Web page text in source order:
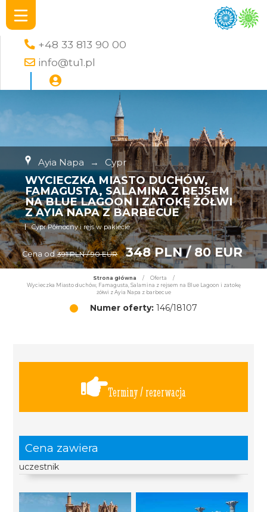
+48 33 813 90 00
info@tu1.pl
Ayia Napa → Cypr
WYCIECZKA MIASTO DUCHÓW,
FAMAGUSTA, SALAMINA Z REJSEM
NA BLUE LAGOON I ZATOKĘ ŻÓŁWI
Z AYIA NAPA Z BARBECUE
Cypr Północny i rejs w pakiecie
Cena od 391 PLN / 90 EUR 348 PLN / 80 EUR
Strona główna / Oferta
/
Wycieczka Miasto duchów, Famagusta, Salamina z rejsem na Blue Lagoon i zatokę
żółwi z Ayia Napa z barbecue
Numer oferty: 146/18107
Terminy / rezerwacja
Cena zawiera
uczestnik